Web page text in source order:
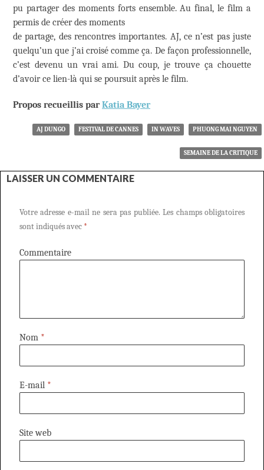
pu partager des moments forts ensemble. Au final, le film a
permis de créer des moments
de partage, des rencontres importantes. AJ, ce n’est pas juste
quelqu’un que j’ai croisé comme ça. De façon professionnelle,
c’est devenu un vrai ami. Du coup, je trouve ça chouette
d’avoir ce lien-là qui se poursuit après le film.
Propos recueillis par Katia Bayer
AJ DUNGO FESTIVAL DE CANNES IN WAVES PHUONG MAI NGUYEN
SEMAINE DE LA CRITIQUE
LAISSER UN COMMENTAIRE
Votre adresse e-mail ne sera pas publiée. Les champs obligatoires
sont indiqués avec *
Commentaire
Nom *
E-mail *
Site web